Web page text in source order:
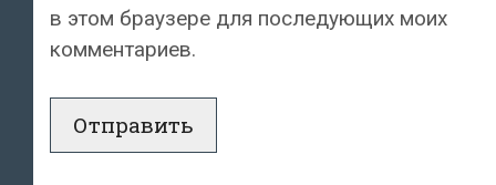
в этом браузере для последующих моих
комментариев.